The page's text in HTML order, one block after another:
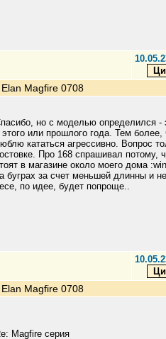
Elan Magfire 0708
но с моделью определился -
этого или прошлого года. Тем более,
кататься агрессивно. Вопрос
Про 168 спрашивал потому,
в магазине около моего дома
буграх за счет меньшей длинны и
по идее, будет попроще..
Elan Magfire 0708
Magfire серия